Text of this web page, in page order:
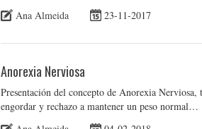
Ana Almeida
23-11-2017
Anorexia Nerviosa
Presentación del concepto de Anorexia
engordar y rechazo a mantener un peso normal…